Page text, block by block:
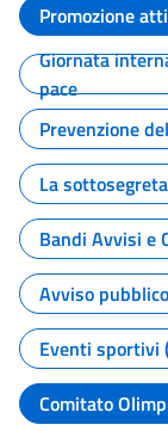
Promozione
Giornata
pace
Prevenzione
La
Bandi Avvisi e
Avviso pubblico
Eventi sportivi
Comitato